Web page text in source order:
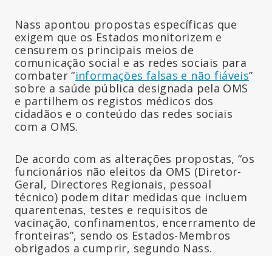
Nass apontou propostas específicas que
exigem que os Estados monitorizem e
censurem os principais meios de
comunicação social e as redes sociais para
combater “informações falsas e não fiáveis”
sobre a saúde pública designada pela OMS
e partilhem os registos médicos dos
cidadãos e o conteúdo das redes sociais
com a OMS.
De acordo com as alterações propostas, “os
funcionários não eleitos da OMS (Diretor-
Geral, Directores Regionais, pessoal
técnico) podem ditar medidas que incluem
quarentenas, testes e requisitos de
vacinação, confinamentos, encerramento de
fronteiras”, sendo os Estados-Membros
obrigados a cumprir, segundo Nass.